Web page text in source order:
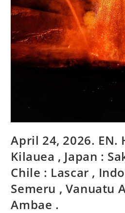
April 24, 2026. EN.
Kilauea , Japan :
Chile : Lascar ,
Semeru , Vanuatu
Ambae .